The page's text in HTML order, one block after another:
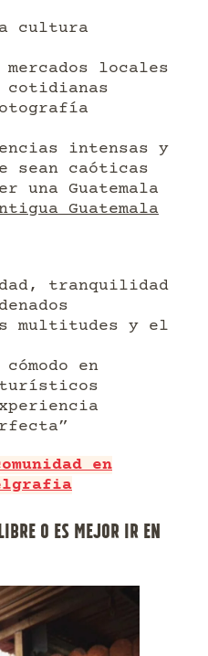
cultura
locales
cotidianas
intensas y
sean caóticas
una Guatemala
Guatemala
tranquilidad
multitudes y el
en
turísticos
en
O ES MEJOR IR EN